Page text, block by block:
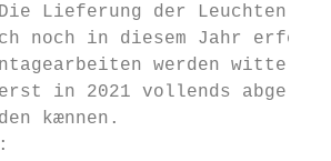
Lieferung der Leuchten
noch in diesem Jahr
werden
erst in 2021 vollends
kænnen.